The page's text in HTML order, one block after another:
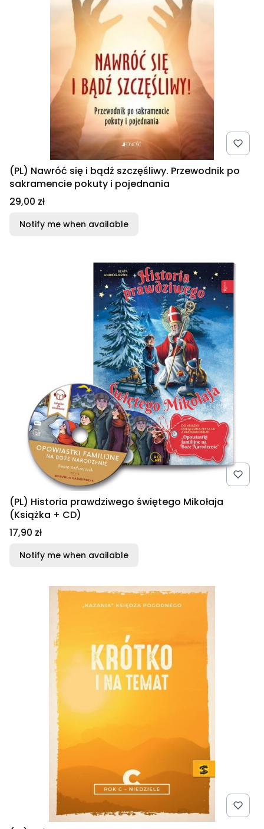
(PL) Nawróć się i bądź szczęśliwy. Przewodnik po
sakramencie pokuty i pojednania
Price
29,00 zł
Notify me when available
(PL) Historia prawdziwego świętego Mikołaja
(Książka + CD)
Price
17,90 zł
Notify me when available